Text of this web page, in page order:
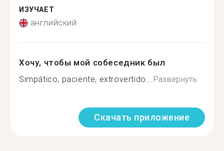
ИЗУЧАЕТ
английский
Хочу, чтобы мой собеседник был
Simpático, paciente, extrovertido...Развернуть
Скачать приложение